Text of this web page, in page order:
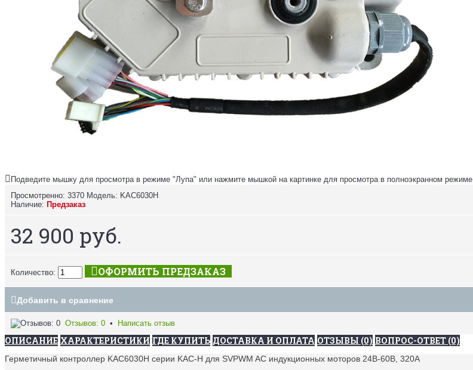
Подведите мышку для просмотра в режиме "Лупа" или нажмите мышкой на картинке для просмотра в полноэкранном режиме
Просмотренно: 3370 Модель: KAC6030H
Наличие: Предзаказ
32 900 руб.
Количество: ОФОРМИТЬ ПРЕДЗАКАЗ
Добавить в сравнение
Отзывов: 0 • Написать отзыв
ОПИСАНИЕ ХАРАКТЕРИСТИКИ ГДЕ КУПИТЬ ДОСТАВКА И ОПЛАТА ОТЗЫВЫ (0) ВОПРОС-ОТВЕТ (0)
Герметичный контроллер KAC6030H серии KAC-H для SVPWM AC индукционных моторов 24В-60В, 320А